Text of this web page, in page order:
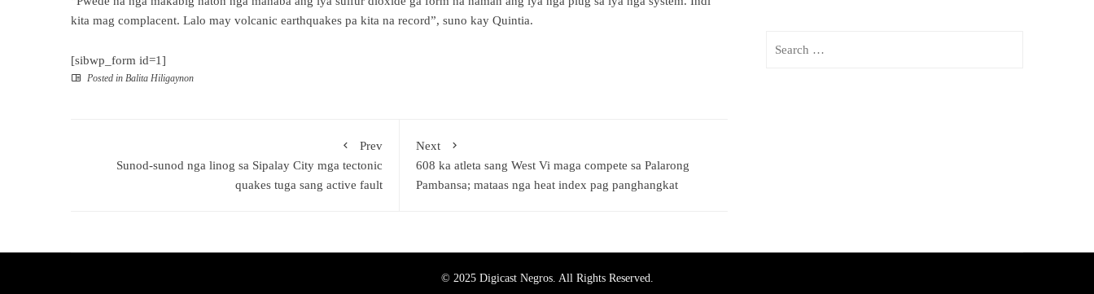
kita mag complacent. Lalo may volcanic earthquakes pa kita na record”, suno kay Quintia.
[sibwp_form id=1]
Posted in Balita Hiligaynon
Prev
Sunod-sunod nga linog sa Sipalay City mga tectonic
quakes tuga sang active fault
Next
608 ka atleta sang West Vi maga compete sa Palarong
Pambansa; mataas nga heat index pag panghangkat
© 2025 Digicast Negros. All Rights Reserved.